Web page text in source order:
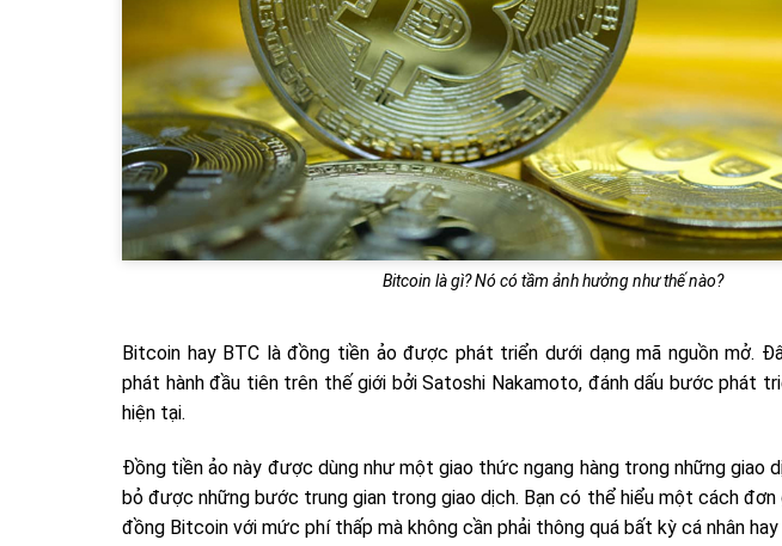
Bitcoin là gì? Nó có tầm ảnh hưởng như thế nào?
Bitcoin hay BTC là đồng tiền ảo được phát triển dưới dạng mã nguồn mở.
phát hành đầu tiên trên thế giới bởi Satoshi Nakamoto, đánh dấu bước phát
hiện tại.
Đồng tiền ảo này được dùng như một giao thức ngang hàng trong những giao
bỏ được những bước trung gian trong giao dịch. Bạn có thể hiểu một cách đơn
đồng Bitcoin với mức phí thấp mà không cần phải thông quá bất kỳ cá nhân